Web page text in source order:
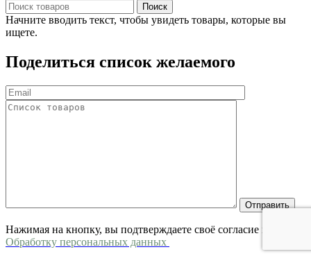
Поиск
Начните вводить текст, чтобы увидеть товары, которые вы
ищете.
Поделиться список желаемого
Нажимая на кнопку, вы подтверждаете своё согласие на
Обработку персональных данных